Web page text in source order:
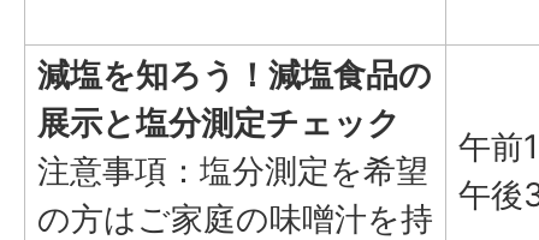
減塩を知ろう！減塩食品の
展示と塩分測定チェック
注意事項：塩分測定を希望
の方はご家庭の味噌汁を持
午前
午後